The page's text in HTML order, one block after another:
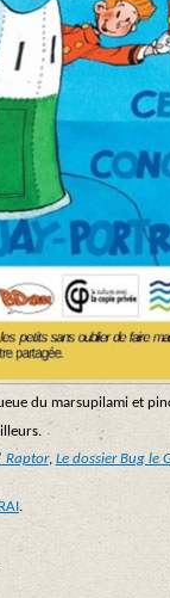
du marsupilami et
Raptor, Le dossier Bug le
.